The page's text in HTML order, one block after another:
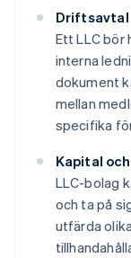
Driftsavtal
Ett LLC
interna
dokument
mellan
specifika
Kapital
LLC-bolag
och ta på
utfärda